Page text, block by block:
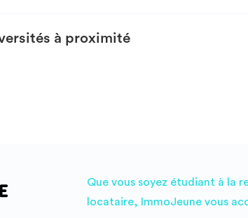
à proximité
Que vous soyez étudiant à la
locataire, ImmoJeune vous